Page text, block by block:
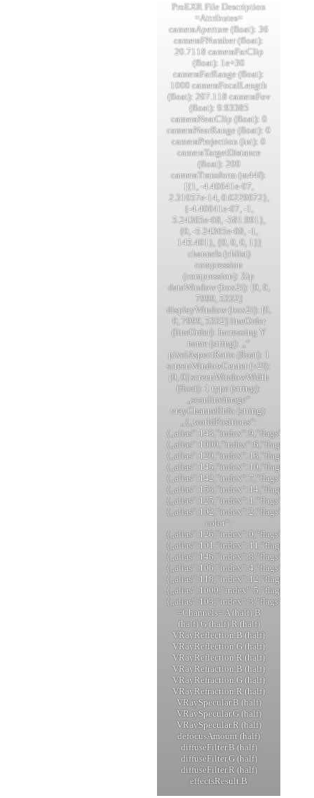
ProEXR File Description
=Attributes=
cameraAperture (float): 36
cameraFNumber (float):
20.7118 cameraFarClip
(float): 1e+30
cameraFarRange (float):
1000 cameraFocalLength
(float): 207.118 cameraFov
(float): 9.93385
cameraNearClip (float): 0
cameraNearRange (float): 0
cameraProjection (int): 0
cameraTargetDistance
(float): 200
cameraTransform (m44f):
[{1, -4.40641e-07,
2.31057e-14, 0.0229672},
{-4.40641e-07, -1,
5.24365e-08, -581.991},
{0, -5.24365e-08, -1,
145.491}, {0, 0, 0, 1}]
channels (chlist)
compression
(compression): Zip
dataWindow (box2i): [0, 0,
7999, 5332]
displayWindow (box2i): [0,
0, 7999, 5332] lineOrder
(lineOrder): Increasing Y
name (string): „“
pixelAspectRatio (float): 1
screenWindowCenter (v2f):
[0, 0] screenWindowWidth
(float): 1 type (string):
„scanlineimage“
vrayChannelInfo (string):
„{„worldPositions“:
color“:
=Channels= A (half) B
(half) G (half) R (half)
VRayReflection.B (half)
VRayReflection.G (half)
VRayReflection.R (half)
VRayRefraction.B (half)
VRayRefraction.G (half)
VRayRefraction.R (half)
VRaySpecular.B (half)
VRaySpecular.G (half)
VRaySpecular.R (half)
defocusAmount (half)
diffuseFilter.B (half)
diffuseFilter.G (half)
diffuseFilter.R (half)
effectsResult.B